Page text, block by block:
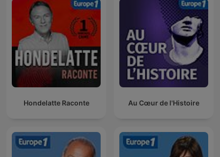
Hondelatte Raconte Au Cœur de l'Histoire